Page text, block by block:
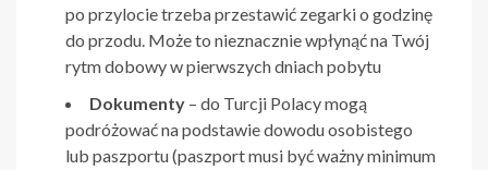
po przylocie trzeba przestawić zegarki o godzinę
do przodu. Może to nieznacznie wpłynąć na Twój
rytm dobowy w pierwszych dniach pobytu
Dokumenty – do Turcji Polacy mogą
podróżować na podstawie dowodu osobistego
lub paszportu (paszport musi być ważny minimum